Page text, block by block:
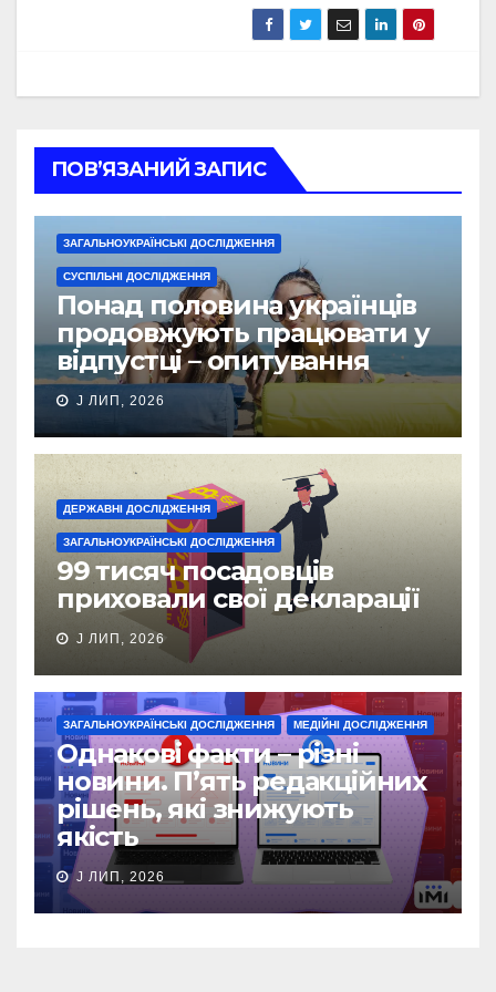
ПОВ’ЯЗАНИЙ ЗАПИС
ЗАГАЛЬНОУКРАЇНСЬКІ ДОСЛІДЖЕННЯ
СУСПІЛЬНІ ДОСЛІДЖЕННЯ
Понад половина українців
продовжують працювати у
відпустці – опитування
J ЛИП, 2026
ДЕРЖАВНІ ДОСЛІДЖЕННЯ
ЗАГАЛЬНОУКРАЇНСЬКІ ДОСЛІДЖЕННЯ
99 тисяч посадовців
приховали свої декларації
J ЛИП, 2026
ЗАГАЛЬНОУКРАЇНСЬКІ ДОСЛІДЖЕННЯ МЕДІЙНІ ДОСЛІДЖЕННЯ
Однакові факти – різні
новини. П’ять редакційних
рішень, які знижують
якість
J ЛИП, 2026